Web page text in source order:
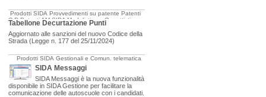
Prodotti SIDA Provvedimenti su patente Patenti
C-D Patenti AM SIDA Modulistica e Oggettistica
Tabellone Decurtazione Punti
Aggiornato alle sanzioni del nuovo Codice della
Strada (Legge n. 177 del 25/11/2024)
Prodotti SIDA Gestionali e Comun. telematica
SIDA Messaggi
SIDA Messaggi è la nuova funzionalità
disponibile in SIDA Gestione per facilitare la
comunicazione delle autoscuole con i candidati.